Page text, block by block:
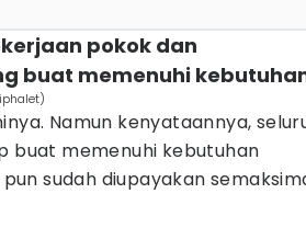
pokok dan
buat memenuhi
Namun kenyataannya,
buat memenuhi kebutuhan
sudah diupayakan